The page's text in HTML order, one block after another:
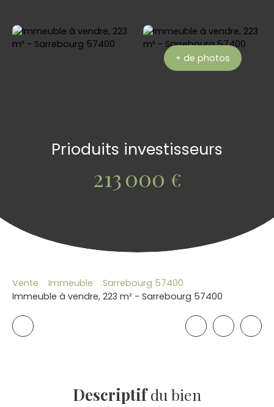
+ de photos
Prioduits investisseurs
213 000 €
Vente Immeuble
Sarrebourg 57400
Immeuble à vendre, 223 m² - Sarrebourg 57400
Descriptifdu bien